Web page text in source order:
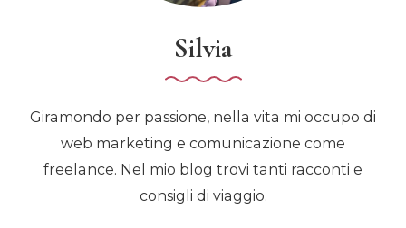
Silvia
Giramondo per passione, nella vita mi occupo di
web marketing e comunicazione come
freelance. Nel mio blog trovi tanti racconti e
consigli di viaggio.